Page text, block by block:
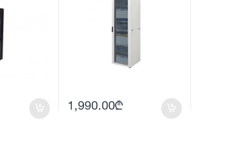
1,990.00₾